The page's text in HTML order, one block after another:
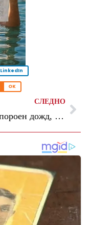
LinkedIn
OK
СЛЕДНО
Утре пороен дожд, грмежи и засилен северен ветер низ земјата